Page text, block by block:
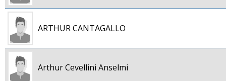
ARTHUR CANTAGALLO
Arthur Cevellini Anselmi